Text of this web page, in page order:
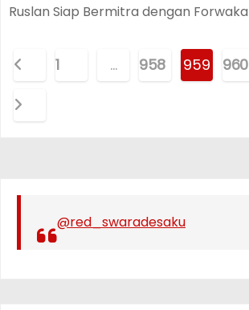
Ruslan Siap Bermitra dengan Forwaka
P
a
n
1 … 958 959 960
@red_swaradesaku